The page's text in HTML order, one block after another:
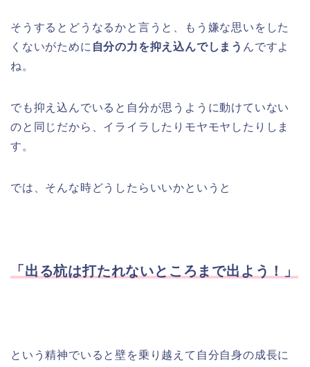
そうするとどうなるかと言うと、もう嫌な思いをした
くないがために 自分の力を抑え込んでしまう んですよ
ね。
でも抑え込んでいると自分が思うように動けていない
のと同じだから、イライラしたりモヤモヤしたりしま
す。
では、そんな時どうしたらいいかというと
「出る杭は打たれないところまで出よう！」
という精神でいると壁を乗り越えて自分自身の成長に